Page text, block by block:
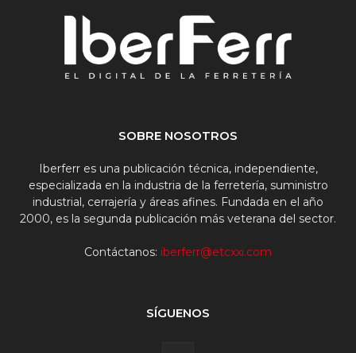
SOBRE NOSOTROS
Iberferr es una publicación técnica, independiente,
especializada en la industria de la ferretería, suministro
industrial, cerrajería y áreas afines. Fundada en el año
2000, es la segunda publicación más veterana del sector.
Contáctanos: iberferr@etcxxi.com
SÍGUENOS